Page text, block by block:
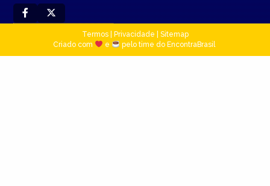
Termos| Privacidade
Sitemap
Criado com
e pelo time do EncontraBrasil